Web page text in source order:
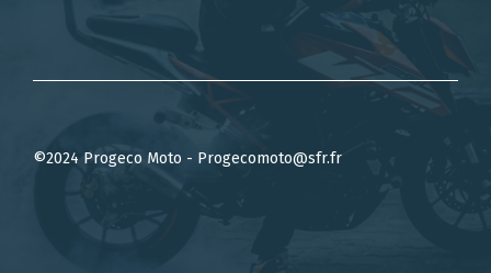
©2024 Progeco Moto - Progecomoto@sfr.fr